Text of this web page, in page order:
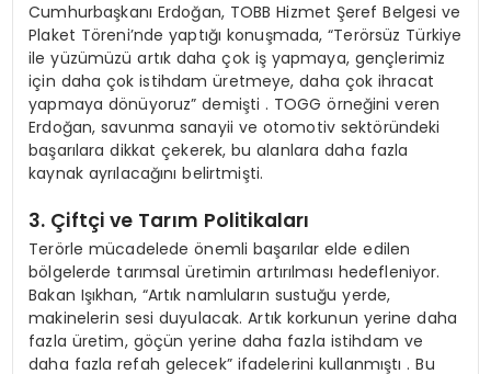
Cumhurbaşkanı Erdoğan, TOBB Hizmet Şeref Belgesi ve
Plaket Töreni’nde yaptığı konuşmada, “Terörsüz Türkiye
ile yüzümüzü artık daha çok iş yapmaya, gençlerimiz
için daha çok istihdam üretmeye, daha çok ihracat
yapmaya dönüyoruz” demişti . TOGG örneğini veren
Erdoğan, savunma sanayii ve otomotiv sektöründeki
başarılara dikkat çekerek, bu alanlara daha fazla
kaynak ayrılacağını belirtmişti.
3. Çiftçi ve Tarım Politikaları
Terörle mücadelede önemli başarılar elde edilen
bölgelerde tarımsal üretimin artırılması hedefleniyor.
Bakan Işıkhan, “Artık namluların sustuğu yerde,
makinelerin sesi duyulacak. Artık korkunun yerine daha
fazla üretim, göçün yerine daha fazla istihdam ve
daha fazla refah gelecek” ifadelerini kullanmıştı . Bu